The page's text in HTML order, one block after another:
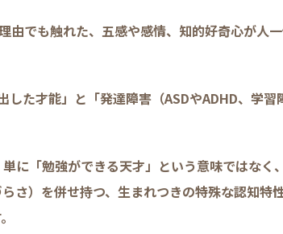
由でも触れた、五感や感情、知的好奇心が人
た才能」と「発達障害（ASDやADHD、学習
に「勉強ができる天才」という意味ではなく
さ）を併せ持つ、生まれつきの特殊な認知特